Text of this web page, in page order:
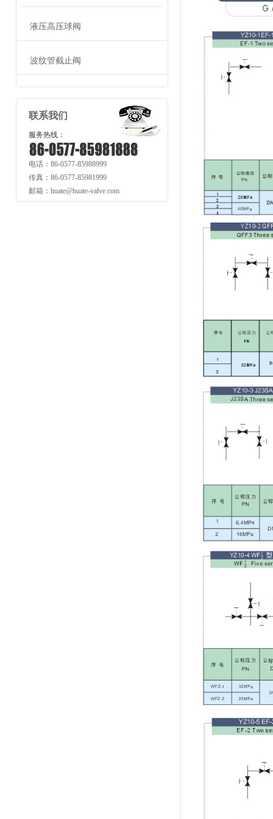
液压高压球阀
波纹管截止阀
联系我们
服务热线：
电话：86-0577-85988999
传真：86-0577-85981999
邮箱：huate@huate-valve.com